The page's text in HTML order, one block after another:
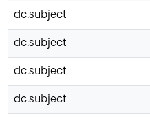
dc.subject
dc.subject
dc.subject
dc.subject